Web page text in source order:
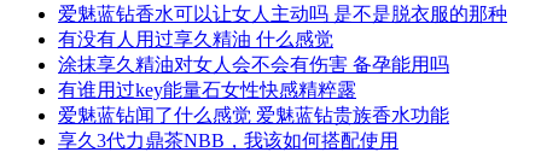
爱魅蓝钻香水可以让女人主动吗 是不是脱衣服的那种
有没有人用过享久精油 什么感觉
涂抹享久精油对女人会不会有伤害 备孕能用吗
有谁用过key能量石女性快感精粹露
爱魅蓝钻闻了什么感觉 爱魅蓝钻贵族香水功能
享久3代力鼎茶NBB，我该如何搭配使用